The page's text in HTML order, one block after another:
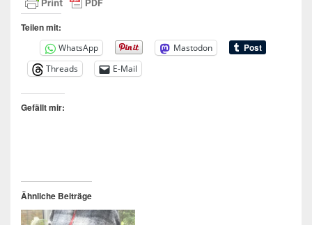
Teilen mit:
WhatsApp
Mastodon
Threads
E-Mail
Gefällt mir:
Ähnliche Beiträge